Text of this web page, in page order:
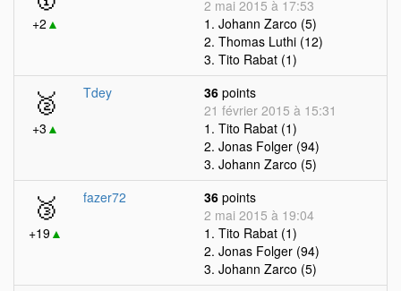
+2 ▲
2 mai 2015 à 17:53
1. Johann Zarco (5)
2. Thomas Luthi (12)
3. Tito Rabat (1)
🥈
+3 ▲
Tdey 36 points
21 février 2015 à 15:31
1. Tito Rabat (1)
2. Jonas Folger (94)
3. Johann Zarco (5)
🥉
+19▲
fazer72 36 points
2 mai 2015 à 19:04
1. Tito Rabat (1)
2. Jonas Folger (94)
3. Johann Zarco (5)